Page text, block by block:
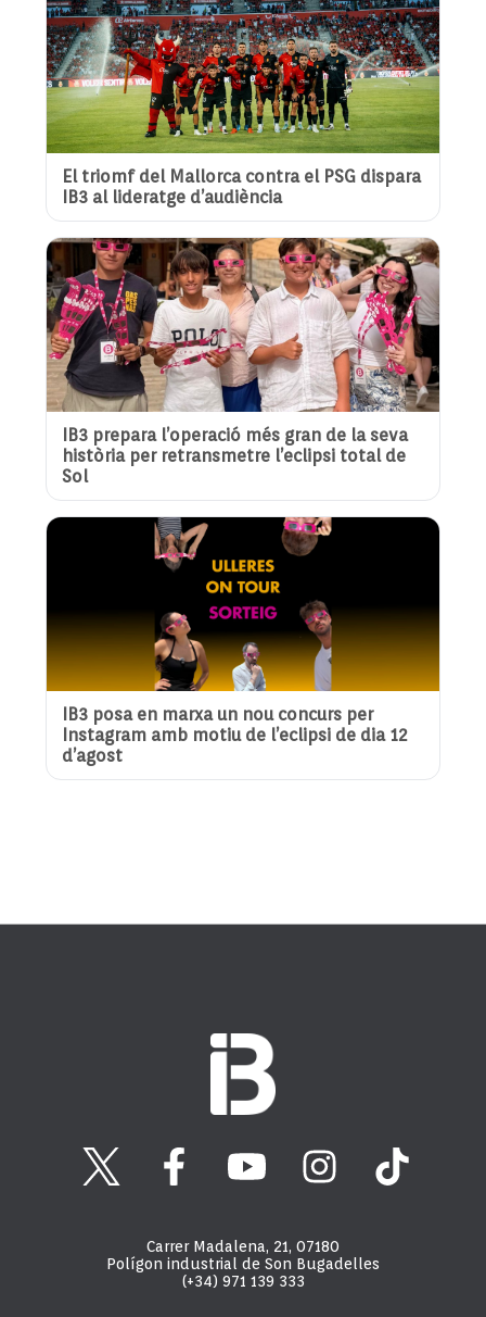
El triomf del Mallorca contra el PSG dispara
IB3 al lideratge d’audiència
IB3 prepara l’operació més gran de la seva
història per retransmetre l’eclipsi total de
Sol
IB3 posa en marxa un nou concurs per
Instagram amb motiu de l’eclipsi de dia 12
d’agost
Carrer Madalena, 21, 07180
Polígon industrial de Son Bugadelles
(+34) 971 139 333